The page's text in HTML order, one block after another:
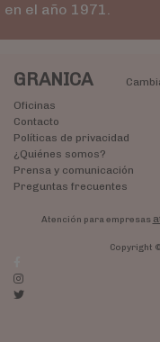
en el año 1971. ‍
GRANICA
Oficinas
Contacto
Políticas de privacidad
¿Quiénes somos?
Prensa y comunicación
Preguntas frecuentes
Atención para empresas
Copyright